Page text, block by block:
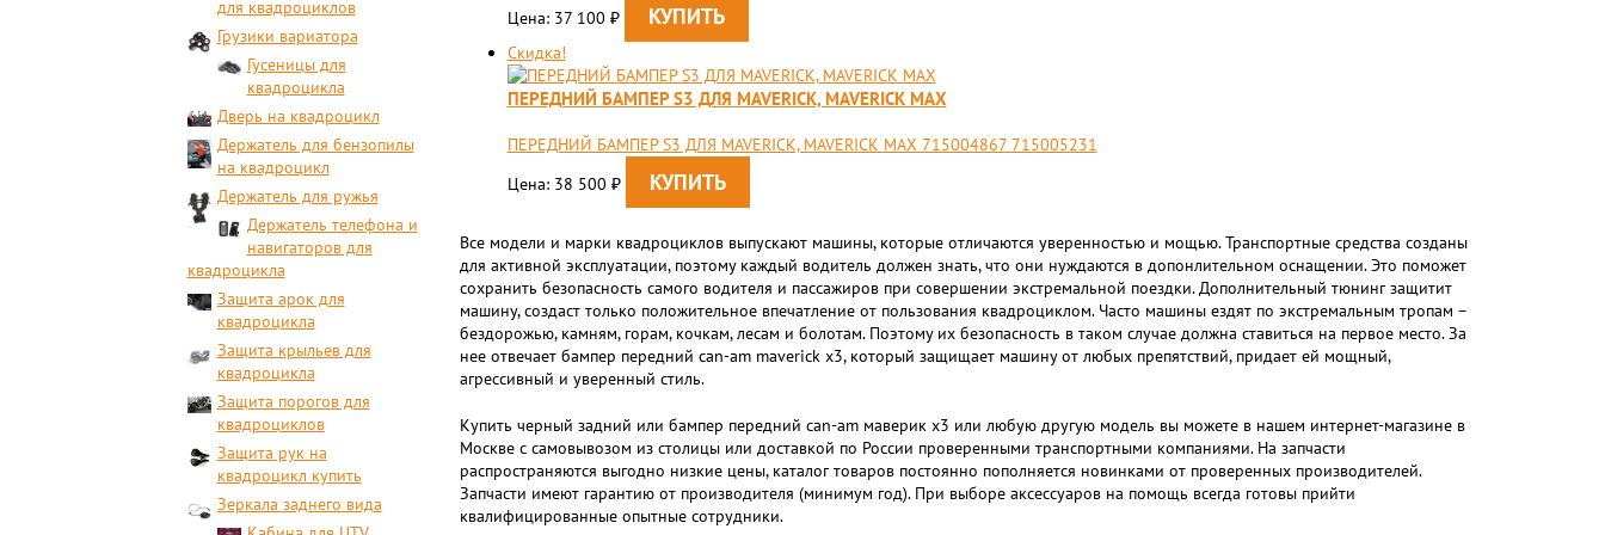
для квадроциклов
Грузики вариатора
Гусеницы для
квадроцикла
Дверь на квадроцикл
Держатель для бензопилы
на квадроцикл
Держатель для ружья
Держатель телефона и
навигаторов для
квадроцикла
Защита арок для
квадроцикла
Защита крыльев для
квадроцикла
Защита порогов для
квадроциклов
Защита рук на
квадроцикл купить
Зеркала заднего вида
Цена: 37 100 ₽
Скидка!
ПЕРЕДНИЙ БАМПЕР S3 ДЛЯ MAVERICK, MAVERICK MAX
ПЕРЕДНИЙ БАМПЕР S3 ДЛЯ MAVERICK, MAVERICK MAX 715004867 715005231
Цена: 38 500 ₽
Все модели и марки квадроциклов выпускают машины, которые отличаются уверенностью и мощью. Транспортные средства созданы
для активной эксплуатации, поэтому каждый водитель должен знать, что они нуждаются в допонлительном оснащении. Это поможет
сохранить безопасность самого водителя и пассажиров при совершении экстремальной поездки. Дополнительный тюнинг защитит
машину, создаст только положительное впечатление от пользования квадроциклом. Часто машины ездят по экстремальным тропам –
бездорожью, камням, горам, кочкам, лесам и болотам. Поэтому их безопасность в таком случае должна ставиться на первое место. За
нее отвечает бампер передний can-am maverick x3, который защищает машину от любых препятствий, придает ей мощный,
агрессивный и уверенный стиль.
Купить черный задний или бампер передний can-am маверик x3 или любую другую модель вы можете в нашем интернет-магазине в
Москве с самовывозом из столицы или доставкой по России проверенными транспортными компаниями. На запчасти
распространяются выгодно низкие цены, каталог товаров постоянно пополняется новинками от проверенных производителей.
Запчасти имеют гарантию от производителя (минимум год). При выборе аксессуаров на помощь всегда готовы прийти
квалифицированные опытные сотрудники.